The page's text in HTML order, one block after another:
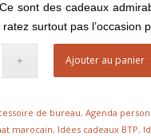
sont des cadeaux
surtout pas l’occasion
Ajouter au panier
de bureau,Agenda
marocain, Idées cadeaux BTP,